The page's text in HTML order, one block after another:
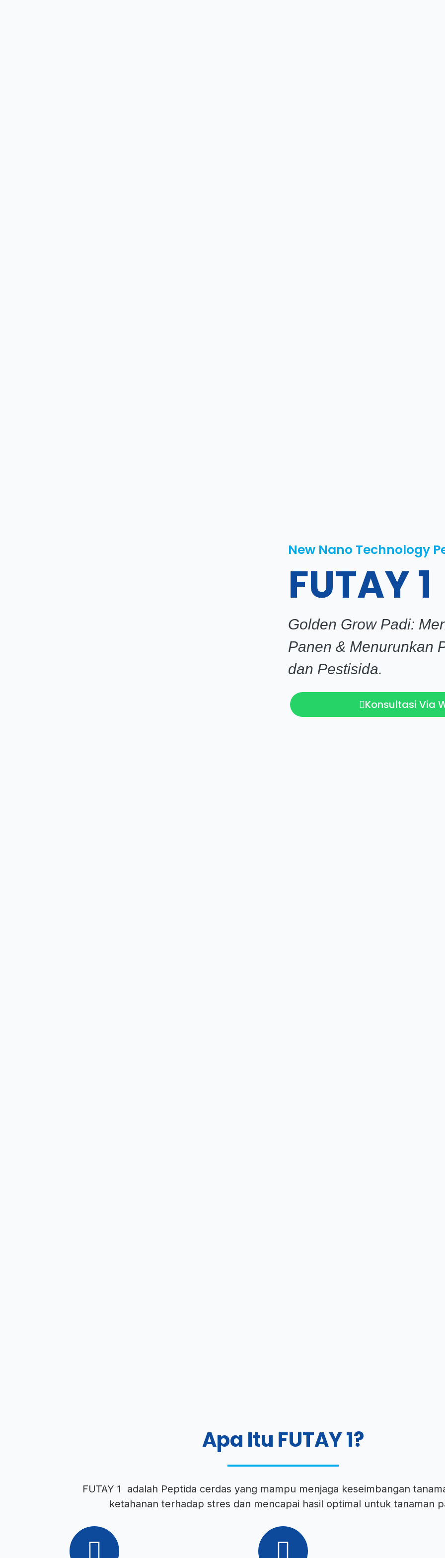
New Nano Technology
FUTAY 1
Golden Grow Padi:
Panen & Menurunkan
dan Pestisida.
Konsultasi Via
Apa Itu FUTAY 1?
FUTAY 1 adalah Peptida cerdas yang mampu menjaga keseimbangan
ketahanan terhadap stres dan mencapai hasil optimal untuk tanaman